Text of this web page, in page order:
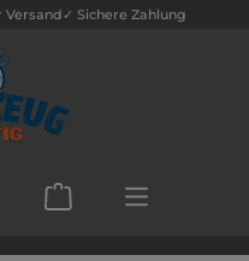
Versand ✓ Sichere Zahlung
PRODUKTE AUF DEM
WARENKORB